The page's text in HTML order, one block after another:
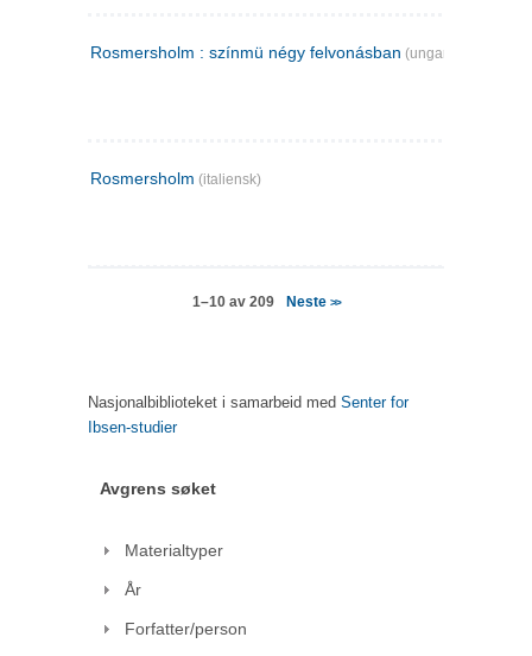
Rosmersholm : színmü négy felvonásban (ungarsk)
Rosmersholm (italiensk)
1–10 av 209 Neste >>
Nasjonalbiblioteket i samarbeid med Senter for
Ibsen-studier
Avgrens søket
Materialtyper
År
Forfatter/person